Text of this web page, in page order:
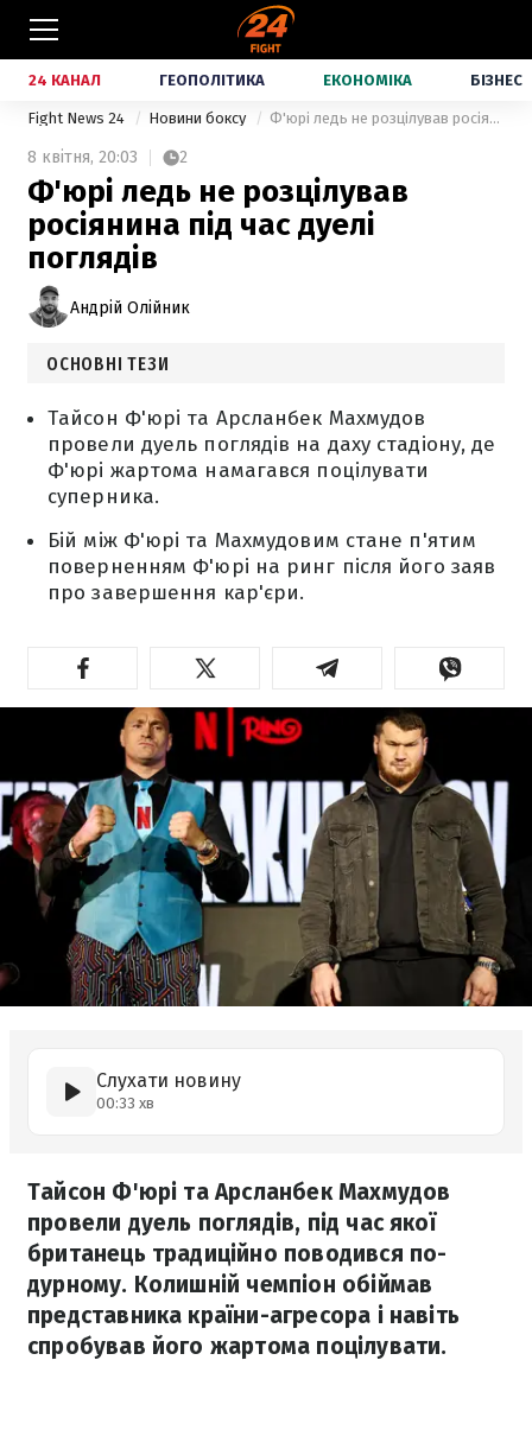
24 КАНАЛ ГЕОПОЛІТИКА ЕКОНОМІКА БІЗНЕС
Fight News 24 Новини боксу Ф'юрі ледь не розцілував росіянина під час дуелі поглядів
8 квітня, 20:03 2
Ф'юрі ледь не розцілував
росіянина під час дуелі
поглядів
Андрій Олійник
ОСНОВНІ ТЕЗИ
Тайсон Ф'юрі та Арсланбек Махмудов
провели дуель поглядів на даху стадіону, де
Ф'юрі жартома намагався поцілувати
суперника.
Бій між Ф'юрі та Махмудовим стане п'ятим
поверненням Ф'юрі на ринг після його заяв
про завершення кар'єри.
Слухати новину
00:33 хв
Тайсон Ф'юрі та Арсланбек Махмудов
провели дуель поглядів, під час якої
британець традиційно поводився по-
дурному. Колишній чемпіон обіймав
представника країни-агресора і навіть
спробував його жартома поцілувати.